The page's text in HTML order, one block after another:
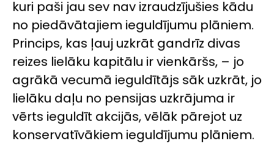
kuri paši jau sev nav izraudzījušies kādu
no piedāvātajiem ieguldījumu plāniem.
Princips, kas ļauj uzkrāt gandrīz divas
reizes lielāku kapitālu ir vienkāršs, – jo
agrākā vecumā ieguldītājs sāk uzkrāt, jo
lielāku daļu no pensijas uzkrājuma ir
vērts ieguldīt akcijās, vēlāk pārejot uz
konservatīvākiem ieguldījumu plāniem.